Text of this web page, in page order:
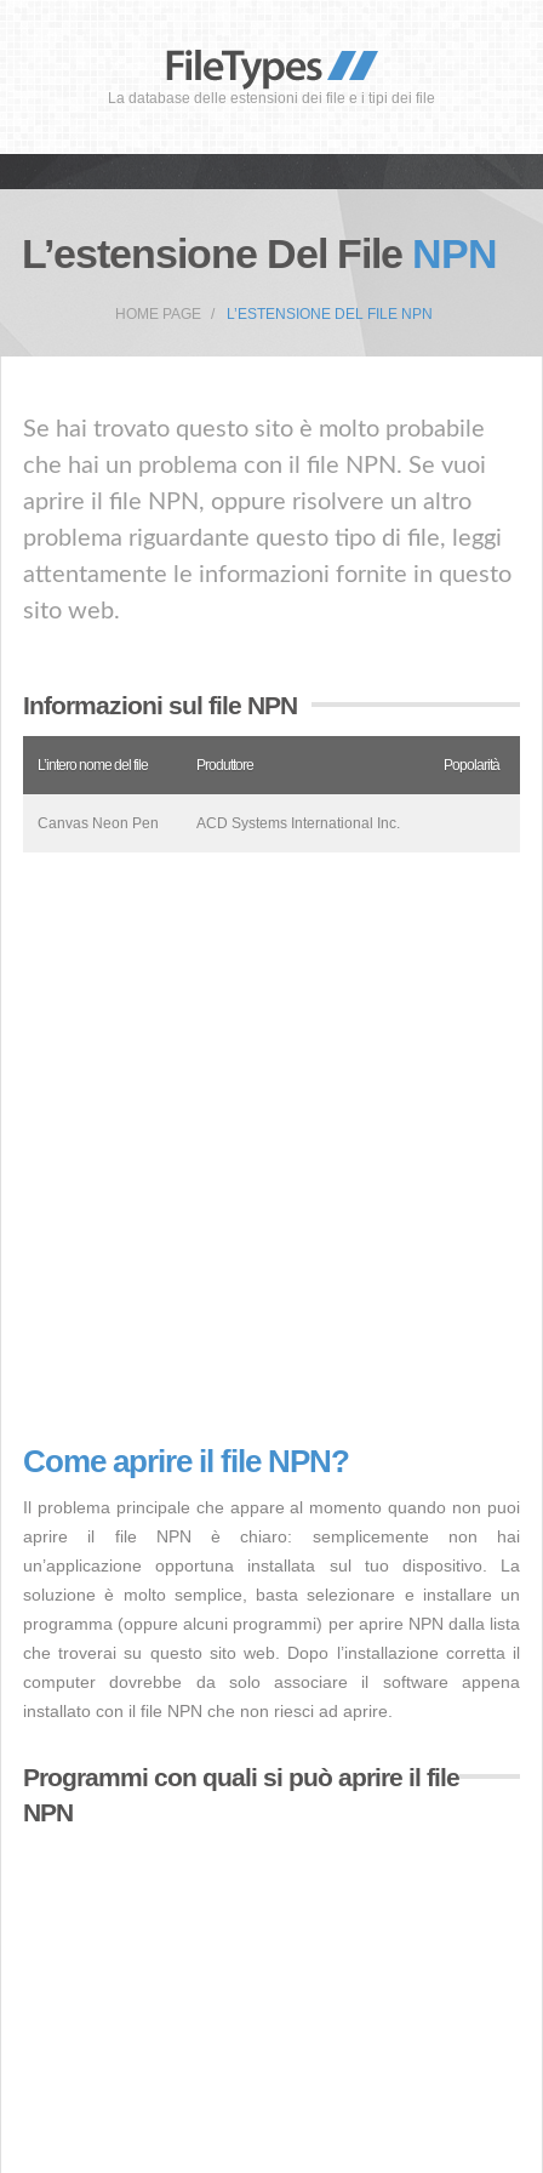
La database delle estensioni dei file e i tipi dei file
L’estensione Del File NPN
HOME PAGE L’ESTENSIONE DEL FILE NPN
Se hai trovato questo sito è molto probabile
che hai un problema con il file NPN. Se vuoi
aprire il file NPN, oppure risolvere un altro
problema riguardante questo tipo di file, leggi
attentamente le informazioni fornite in questo
sito web.
Informazioni sul file NPN
L’intero nome del file Produttore Popolarità
Canvas Neon Pen ACD Systems International Inc.
Come aprire il file NPN?
Il problema principale che appare al momento quando non puoi
aprire il file NPN è chiaro: semplicemente non hai
un’applicazione opportuna installata sul tuo dispositivo. La
soluzione è molto semplice, basta selezionare e installare un
programma (oppure alcuni programmi) per aprire NPN dalla lista
che troverai su questo sito web. Dopo l’installazione corretta il
computer dovrebbe da solo associare il software appena
installato con il file NPN che non riesci ad aprire.
Programmi con quali si può aprire il file
NPN